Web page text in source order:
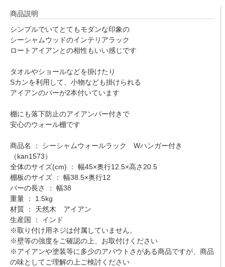
商品説明
シンプルでいてとてもモダンな印象の
シーシャムウッドのインテリアラック
ロートアイアンとの相性もいい感じです
タオルやショールなどを掛けたり
Sカンを利用して、小物なども掛けられる
アイアンのバーが2本付いています
棚にも落下防止のアイアンバー付きで
安心のウォール棚です
商品名 ： シーシャムウォールラック Wハンガー付き
（kan1573）
全体のサイズ(cm) ： 幅45×奥行12.5×高さ20.5
棚板のサイズ ： 幅38.5×奥行12
バーの長さ ： 幅38
重量 ： 1.5kg
材質 ： 天然木 アイアン
生産国 ： インド
※取り付け用ネジは付属していません。
※壁等の強度をご確認の上、お取付けください
※アイアンや塗装等に多少のアバウトさがある商品ですが、商品
の味としてご理解の上ご検討ください